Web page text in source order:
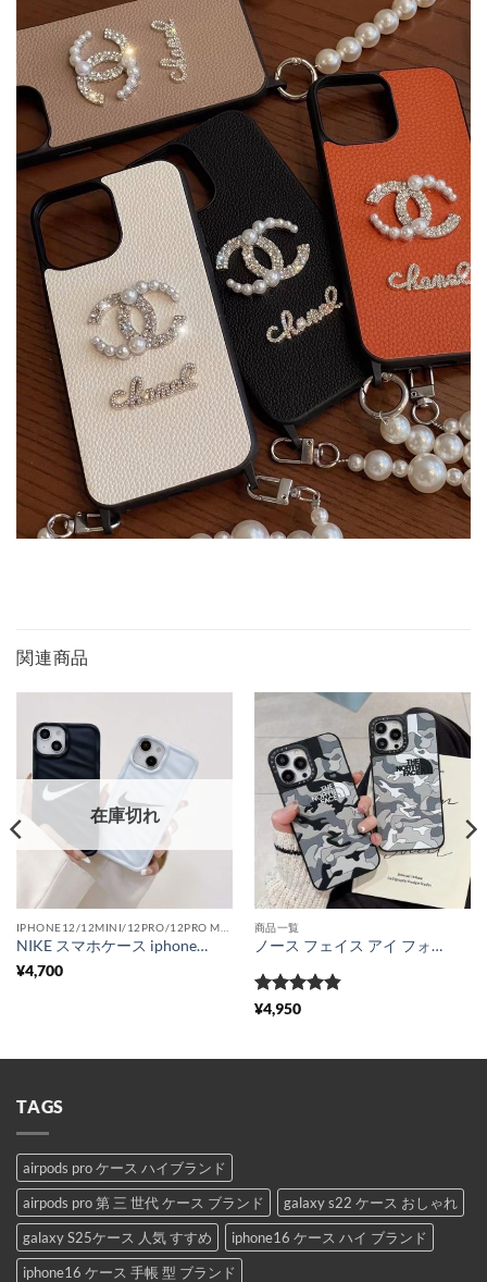
関連商品
在庫切れ
NIKE スマホケース iphone15/15pro お揃い ナイキ パロディ アイフォン14pro max/13pro カバー 個性的 iphone12pro/12 ケース シンプル かっこいい
¥4,700
商品一覧
ノース フェイス アイ フォン15/15pro ケース 迷彩 north face iphone13pro/12/11 カバー ハイ ブランド メンズ iphone11ケース カップル 衝撃 に 強い
5段階中
¥4,950
TAGS
airpods pro ケース ハイブランド
airpods pro 第 三 世代 ケース ブランド
galaxy s22 ケース おしゃれ
galaxy S25ケース 人気 すすめ
iphone16 ケース ハイ ブランド
iphone16 ケース 手帳 型 ブランド